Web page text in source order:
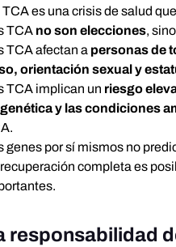
TCA es una crisis de salud
TCA no son elecciones,
TCA afectan a personas de
orientación sexual y
TCA implican un riesgo
genética y las condiciones
genes por sí mismos no
completa es
responsabilidad